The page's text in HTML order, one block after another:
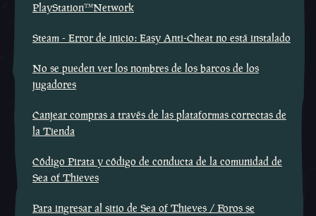
PlayStation™Network
Steam - Error de inicio: Easy Anti-Cheat no está instalado
No se pueden ver los nombres de los barcos de los
jugadores
Canjear compras a través de las plataformas correctas de
la Tienda
Código Pirata y código de conducta de la comunidad de
Sea of Thieves
Para ingresar al sitio de Sea of Thieves / Foros se